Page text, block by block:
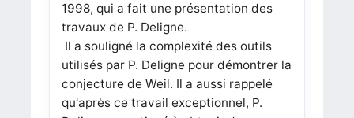
1998, qui a fait une présentation des
travaux de P. Deligne.
Il a souligné la complexité des outils
utilisés par P. Deligne pour démontrer la
conjecture de Weil. Il a aussi rappelé
qu'après ce travail exceptionnel, P.